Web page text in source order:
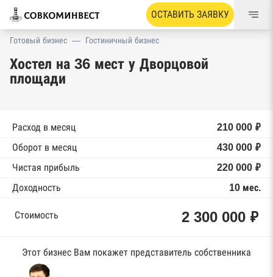
ОСТАВИТЬ ЗАЯВКУ
Готовый бизнес — Гостиничный бизнес
Хостел на 36 мест у Дворцовой
площади
Расход в месяц
210 000 ₽
Оборот в месяц
430 000 ₽
Чистая прибыль
220 000 ₽
Доходность
10 мес.
Стоимость 2 300 000 ₽
Этот бизнес Вам покажет представитель собственника